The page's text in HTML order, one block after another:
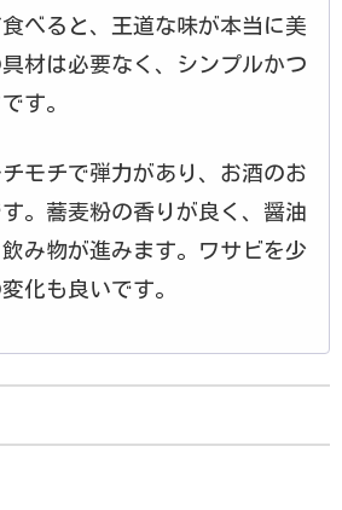
べると、王道な味が本当に美
材は必要なく、シンプルかつ
す。
モチで弾力があり、お酒のお
。蕎麦粉の香りが良く、醤油
み物が進みます。ワサビを少
化も良いです。